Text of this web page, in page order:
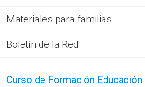
Materiales para familias
Boletín de la Red
Curso de Formación